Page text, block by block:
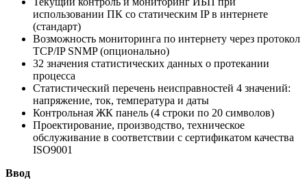
использовании ПК со статическим IP в интернете
(стандарт)
Возможность мониторинга по интернету через протокол
TCP/IP SNMP (опционально)
32 значения статистических данных о протекании
процесса
Статистический перечень неисправностей 4 значений:
напряжение, ток, температура и даты
Контрольная ЖК панель (4 строки по 20 символов)
Проектирование, производство, техническое
обслуживание в соответствии с сертификатом качества
ISO9001
Ввод